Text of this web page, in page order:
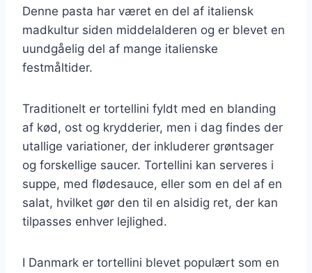
Denne pasta har været en del af italiensk
madkultur siden middelalderen og er blevet en
uundgåelig del af mange italienske
festmåltider.
Traditionelt er tortellini fyldt med en blanding
af kød, ost og krydderier, men i dag findes der
utallige variationer, der inkluderer grøntsager
og forskellige saucer. Tortellini kan serveres i
suppe, med flødesauce, eller som en del af en
salat, hvilket gør den til en alsidig ret, der kan
tilpasses enhver lejlighed.
I Danmark er tortellini blevet populært som en